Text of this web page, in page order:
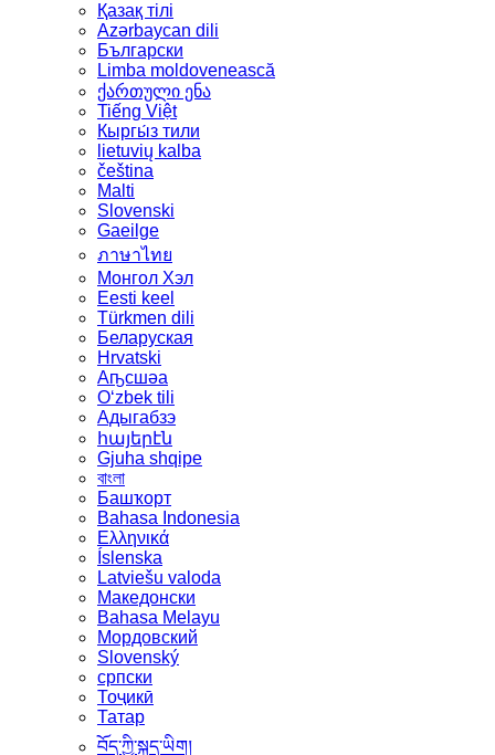
Қазақ тілі
Azərbaycan dili
Български
Limba moldovenească
ქართული ენა
Tiếng Việt
Кыргы́з тили
lietuvių kalba
čeština
Malti
Slovenski
Gaeilge
ภาษาไทย
Монгол Хэл
Eesti keel
Türkmen dili
Беларуская
Hrvatski
Аҧсшәа
Oʻzbek tili
Адыгабзэ
հայերէն
Gjuha shqipe
বাংলা
Башҡорт
Bahasa Indonesia
Ελληνικά
Íslenska
Latviešu valoda
Македонски
Bahasa Melayu
Мордовский
Slovenský
српски
Тоҷикӣ
Татар
བོད་ཀྱི་སྐད་ཡིག།